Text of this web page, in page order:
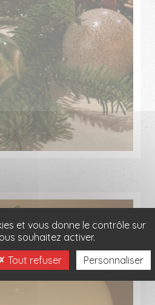
et vous donne le contrôle sur
souhaitez activer.
Tout refuser Personnaliser